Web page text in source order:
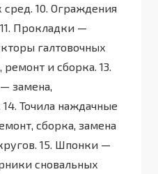
10. Ограждения
Прокладки —
галтовочных
и сборка. 13.
замена,
Точила наждачные
сборка, замена
15. Шпонки —
сновальных